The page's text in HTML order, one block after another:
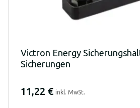
Victron Energy
Sicherungen
11,22 € inkl. MwSt.